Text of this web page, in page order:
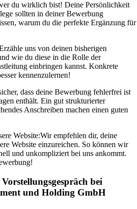
du wirklich bist! Deine Persönlichkeit
sollten in deiner Bewerbung
warum du die perfekte Ergänzung für
uns von deinen bisherigen
wie du diese in die Rolle der
einbringen kannst. Konkrete
kennenzulernen!
dass deine Bewerbung fehlerfrei ist
enthält. Ein gut strukturierter
Anschreiben machen einen guten
Website:Wir empfehlen dir, deine
Website einzureichen. So können wir
und unkompliziert bei uns ankommt.
bei
und Holding GmbH